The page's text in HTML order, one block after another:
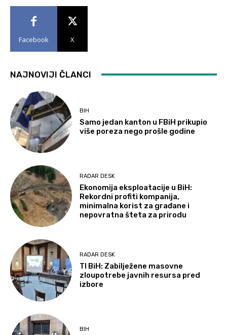
Facebook X
NAJNOVIJI ČLANCI
BIH
Samo jedan kanton u FBiH prikupio
više poreza nego prošle godine
RADAR DESK
Ekonomija eksploatacije u BiH:
Rekordni profiti kompanija,
minimalna korist za građane i
nepovratna šteta za prirodu
RADAR DESK
TI BiH: Zabilježene masovne
zloupotrebe javnih resursa pred
izbore
BIH